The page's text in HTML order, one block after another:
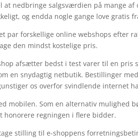
nedbringe salgsværdien på mange af
og endda nogle gange love gratis
par forskellige online webshops efter
den mindst kostelige pris.
afsætter bedst i test varer til en pris
en snydagtig netbutik. Bestillinger
os overfor svindlende internet
mobilen. Som en alternativ mulighed
honorere regningen i flere bidder.
stilling til e-shoppens